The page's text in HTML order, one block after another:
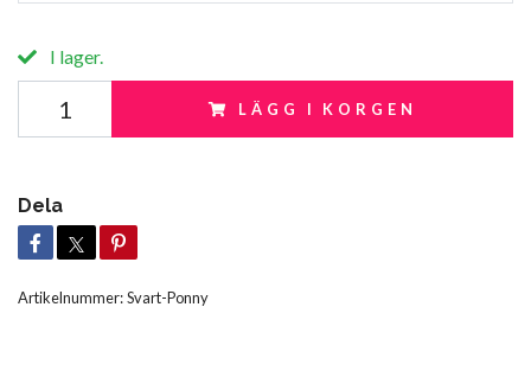
I lager.
LÄGG I KORGEN
Dela
Artikelnummer:Svart-Ponny